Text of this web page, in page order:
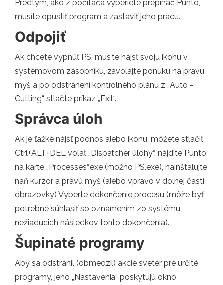
Predtým, ako z počítača vyberiete prepínač Punto,
musíte opustiť program a zastaviť jeho prácu.
Odpojiť
Ak chcete vypnúť PS, musíte nájsť svoju ikonu v
systémovom zásobníku, zavolajte ponuku na pravú
myš a po odstránení kontrolného plánu z „Auto -
Cutting“ stlačte príkaz „Exit“.
Správca úloh
Ak je ťažké nájsť podnos alebo ikonu, môžete stlačiť
Ctrl+ALT+DEL volať „Dispatcher úlohy“, nájdite Punto
na karte „Processes“.exe (možno PS.exe), nainštalujte
naň kurzor a pravú myš (alebo vpravo v dolnej časti
obrazovky) Vyberte dokončenie procesu (môže byť
potrebné súhlasiť so oznámením zo systému
nežiaducich následkov tohto dokončenia).
Šupinaté programy
Aby sa odstránil (obmedzil) akcie sveter pre určité
programy, jeho „Nastavenia“ poskytujú okno